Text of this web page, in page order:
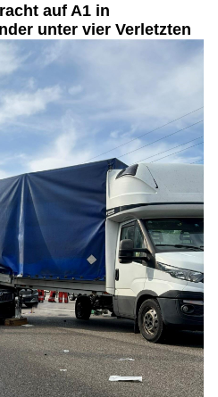
auf A1 in
unter vier Verletzten